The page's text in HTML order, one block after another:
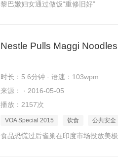
黎巴嫩妇女通过做饭“重修旧好”
Nestle Pulls Maggi
时长：5.6分钟 · 语速：103wpm
来源： · 2016-05-05
播放：2157次
VOA Special 2015 饮食 公共安全
食品恐慌过后雀巢在印度市场投放美